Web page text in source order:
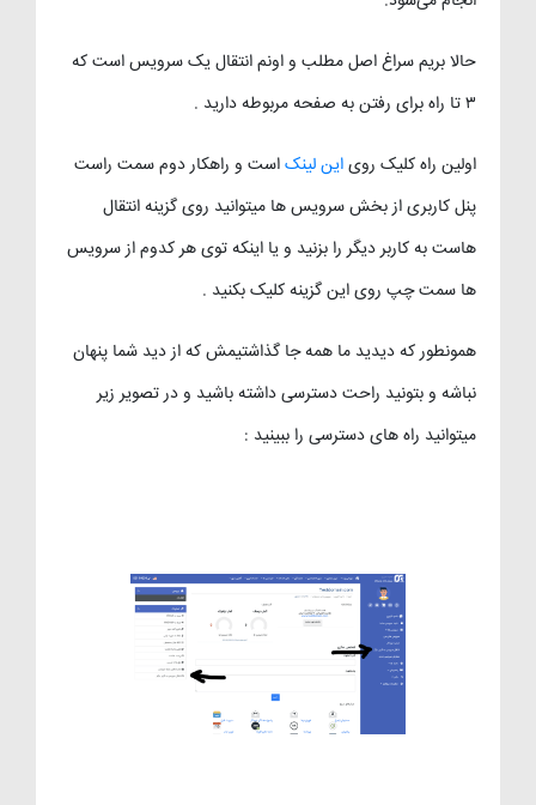
حالا بریم سراغ اصل مطلب و اونم انتقال یک سرویس است که
۳ تا راه برای رفتن به صفحه مربوطه دارید .
اولین راه کلیک رویاین لینکاست و راهکار دوم سمت راست
پنل کاربری از بخش سرویس ها میتوانید روی گزینه انتقال
هاست به کاربر دیگر را بزنید و یا اینکه توی هر کدوم از سرویس
ها سمت چپ روی این گزینه کلیک بکنید .
همونطور که دیدید ما همه جا گذاشتیمش که از دید شما پنهان
نباشه و بتونید راحت دسترسی داشته باشید و در تصویر زیر
میتوانید راه های دسترسی را ببینید :